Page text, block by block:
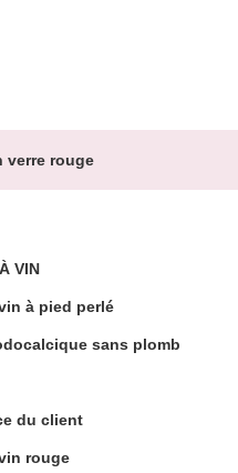
verre rouge
VIN
à pied perlé
sans plomb
du client
rouge